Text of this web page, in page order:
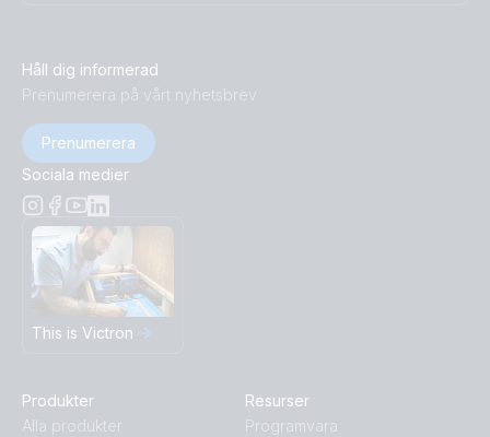
Håll dig informerad
Prenumerera på vårt nyhetsbrev
Prenumerera
Sociala medier
This is Victron
Produkter
Alla produkter
Resurser
Programvara